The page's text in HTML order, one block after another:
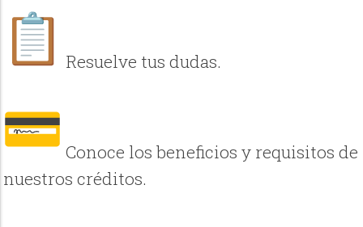
Resuelve tus dudas.
Conoce los beneficios y requisitos de
nuestros créditos.